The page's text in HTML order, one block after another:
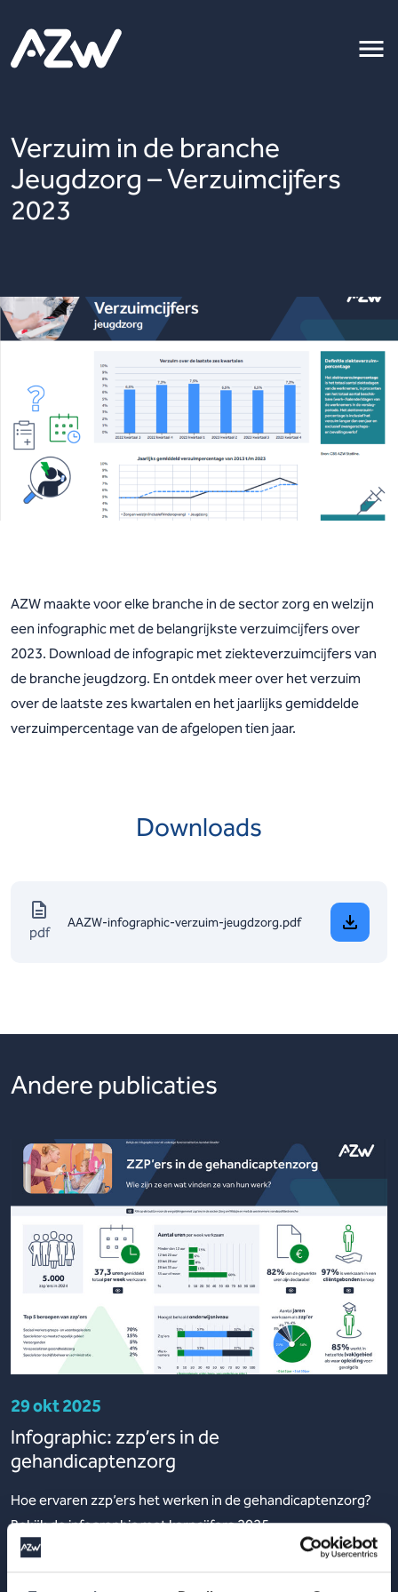
Verzuim in de branche
Jeugdzorg – Verzuimcijfers
2023
AZW maakte voor elke branche in de sector zorg en welzijn
een infographic met de belangrijkste verzuimcijfers over
2023. Download de infograpic met ziekteverzuimcijfers van
de branche jeugdzorg. En ontdek meer over het verzuim
over de laatste zes kwartalen en het jaarlijks gemiddelde
verzuimpercentage van de afgelopen tien jaar.
Downloads
pdf
AAZW-infographic-verzuim-jeugdzorg.pdf
Andere publicaties
29 okt 2025
Infographic: zzp’ers in de
gehandicaptenzorg
Hoe ervaren zzp’ers het werken in de gehandicaptenzorg?
Bekijk de infographic met kerncijfers 2025.
Lees meer